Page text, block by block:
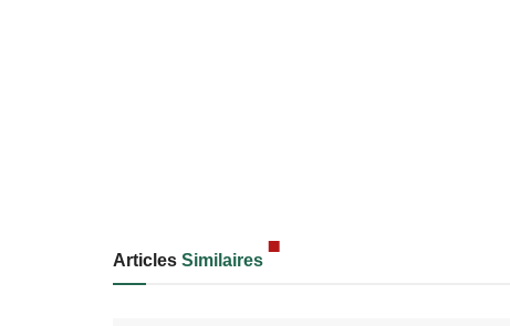
Articles Similaires